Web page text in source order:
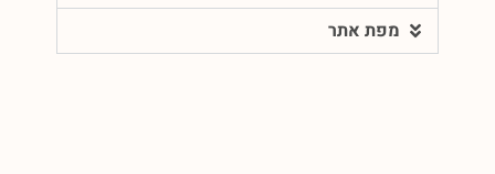
מפת אתר